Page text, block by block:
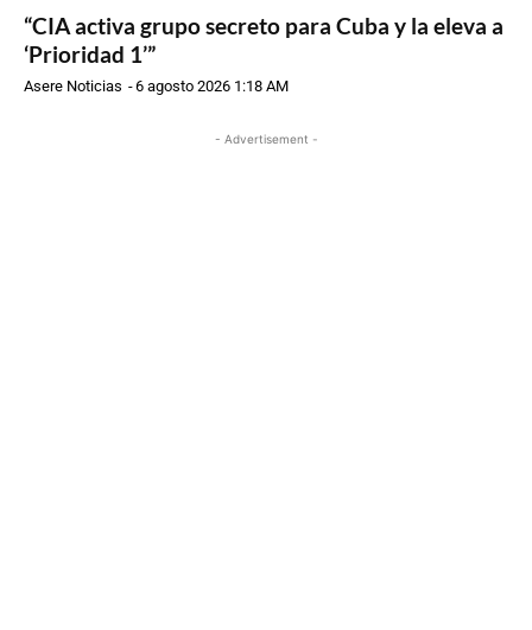
“CIA activa grupo secreto para Cuba y la eleva a
‘Prioridad 1’”
Asere Noticias -6 agosto 2026 1:18 AM
- Advertisement -